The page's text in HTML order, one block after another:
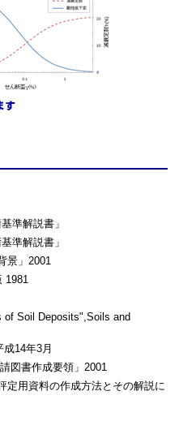
準解説書」
準解説書」
景」2001
1981
of Soil Deposits",Soils and
14年3月
図書作成要領」2001
定用資料の作成方法とその解説に